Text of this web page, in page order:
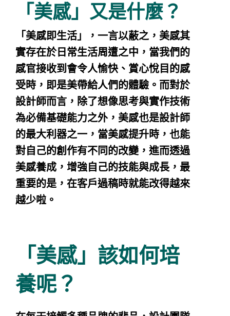
「美感」又是什麼？
「美感即生活」，一言以蔽之，美感其
實存在於日常生活周遭之中，當我們的
感官接收到會令人愉快、賞心悅目的感
受時，即是美帶給人們的體驗。而對於
設計師而言，除了想像思考與實作技術
為必備基礎能力之外，美感也是設計師
的最大利器之一，當美感提升時，也能
對自己的創作有不同的改變，進而透過
美感養成，增強自己的技能與成長，最
重要的是，在客戶過稿時就能改得越來
越少啦。
「美感」該如何培
養呢？